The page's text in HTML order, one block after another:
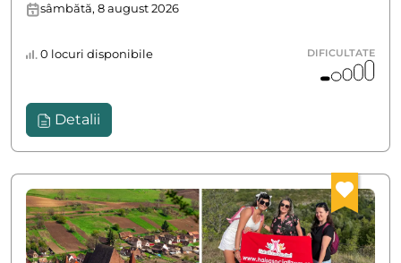
sâmbătă, 8 august 2026
0 locuri disponibile DIFICULTATE
Detalii